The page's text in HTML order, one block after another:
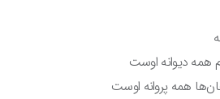
دیوانه اوست
همه پروانه اوست